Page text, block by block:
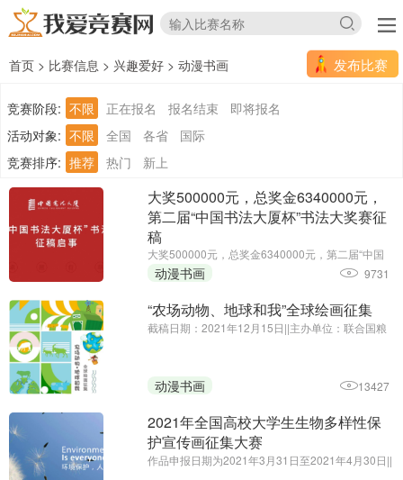
发布比赛
首页 > 比赛信息 > 兴趣爱好 > 动漫书画
竞赛阶段: 不限 正在报名 报名结束
即将报名
活动对象: 不限 全国 各省
国际
竞赛排序: 推荐 热门 新上
大奖500000元，总奖金6340000元，
第二届“中国书法大厦杯”书法大奖赛征
稿
大奖500000元，总奖金6340000元，第二届“中国
书法大厦杯”书法大奖赛征稿||征集截止时间延期
至：2025年6月30日||主办单位：中国书法大厦
动漫书画 9731
“农场动物、地球和我”全球绘画征集
截稿日期：2021年12月15日||主办单位：联合国粮
动漫书画 13427
2021年全国高校大学生生物多样性保
护宣传画征集大赛
作品申报日期为2021年3月31日至2021年4月30日||